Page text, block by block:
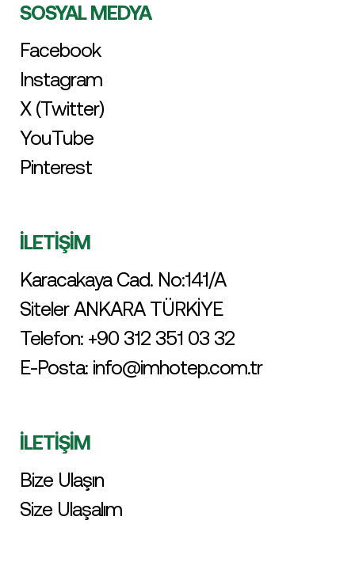
SOSYAL MEDYA
Facebook
Instagram
X (Twitter)
YouTube
Pinterest
İLETİŞİM
Karacakaya Cad. No:141/A
Siteler ANKARA TÜRKİYE
Telefon: +90 312 351 03 32
E-Posta: info@imhotep.com.tr
İLETİŞİM
Bize Ulaşın
Size Ulaşalım